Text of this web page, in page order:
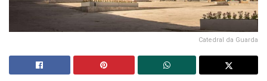
Catedral da Guarda